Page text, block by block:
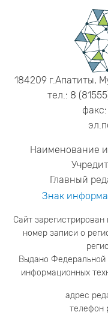
184209 г.Апатиты,
тел.: 8
Наименование
Главный
Знак
Сайт
номер записи о
Выдано Федеральной
информационных
адрес
телефон